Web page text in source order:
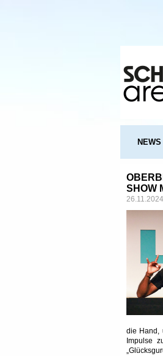
NEWS
SHOW
26.11.2024
die Hand,
Impulse